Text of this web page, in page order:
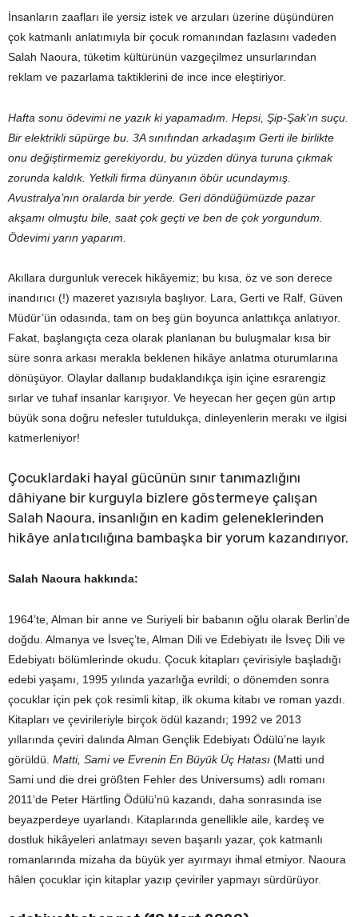
İnsanların zaafları ile yersiz istek ve arzuları üzerine düşündüren
çok katmanlı anlatımıyla bir çocuk romanından fazlasını vadeden
Salah Naoura, tüketim kültürünün vazgeçilmez unsurlarından
reklam ve pazarlama taktiklerini de ince ince eleştiriyor.
Hafta sonu ödevimi ne yazık ki yapamadım. Hepsi, Şip-Şak’ın suçu.
Bir elektrikli süpürge bu. 3A sınıfından arkadaşım Gerti ile birlikte
onu değiştirmemiz gerekiyordu, bu yüzden dünya turuna çıkmak
zorunda kaldık. Yetkili firma dünyanın öbür ucundaymış.
Avustralya’nın oralarda bir yerde. Geri döndüğümüzde pazar
akşamı olmuştu bile, saat çok geçti ve ben de çok yorgundum.
Ödevimi yarın yaparım.
Akıllara durgunluk verecek hikâyemiz; bu kısa, öz ve son derece
inandırıcı (!) mazeret yazısıyla başlıyor. Lara, Gerti ve Ralf, Güven
Müdür’ün odasında, tam on beş gün boyunca anlattıkça anlatıyor.
Fakat, başlangıçta ceza olarak planlanan bu buluşmalar kısa bir
süre sonra arkası merakla beklenen hikâye anlatma oturumlarına
dönüşüyor. Olaylar dallanıp budaklandıkça işin içine esrarengiz
sırlar ve tuhaf insanlar karışıyor. Ve heyecan her geçen gün artıp
büyük sona doğru nefesler tutuldukça, dinleyenlerin merakı ve ilgisi
katmerleniyor!
Çocuklardaki hayal gücünün sınır tanımazlığını
dâhiyane bir kurguyla bizlere göstermeye çalışan
Salah Naoura, insanlığın en kadim geleneklerinden
hikâye anlatıcılığına bambaşka bir yorum kazandırıyor.
Salah Naoura hakkında:
1964’te, Alman bir anne ve Suriyeli bir babanın oğlu olarak Berlin’de
doğdu. Almanya ve İsveç’te, Alman Dili ve Edebiyatı ile İsveç Dili ve
Edebiyatı bölümlerinde okudu. Çocuk kitapları çevirisiyle başladığı
edebi yaşamı, 1995 yılında yazarlığa evrildi; o dönemden sonra
çocuklar için pek çok resimli kitap, ilk okuma kitabı ve roman yazdı.
Kitapları ve çevirileriyle birçok ödül kazandı; 1992 ve 2013
yıllarında çeviri dalında Alman Gençlik Edebiyatı Ödülü’ne layık
görüldü. Matti, Sami ve Evrenin En Büyük Üç Hatası (Matti und
Sami und die drei größten Fehler des Universums) adlı romanı
2011’de Peter Härtling Ödülü’nü kazandı, daha sonrasında ise
beyazperdeye uyarlandı. Kitaplarında genellikle aile, kardeş ve
dostluk hikâyeleri anlatmayı seven başarılı yazar, çok katmanlı
romanlarında mizaha da büyük yer ayırmayı ihmal etmiyor. Naoura
hâlen çocuklar için kitaplar yazıp çeviriler yapmayı sürdürüyor.